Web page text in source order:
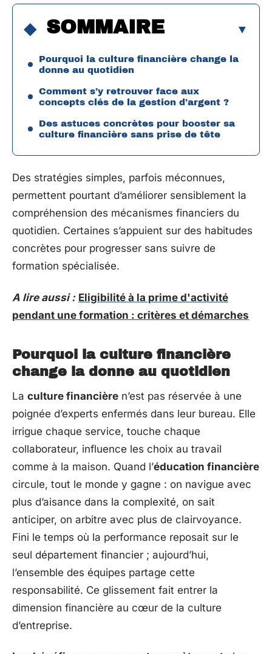
SOMMAIRE
Pourquoi la culture financière change la
donne au quotidien
Comment s’y retrouver face aux
concepts clés de la gestion d’argent ?
Des astuces concrètes pour booster sa
culture financière sans prise de tête
Des stratégies simples, parfois méconnues,
permettent pourtant d’améliorer sensiblement la
compréhension des mécanismes financiers du
quotidien. Certaines s’appuient sur des habitudes
concrètes pour progresser sans suivre de
formation spécialisée.
A lire aussi : Eligibilité à la prime d'activité
pendant une formation : critères et démarches
Pourquoi la culture financière
change la donne au quotidien
La culture financière n’est pas réservée à une
poignée d’experts enfermés dans leur bureau. Elle
irrigue chaque service, touche chaque
collaborateur, influence les choix au travail
comme à la maison. Quand l’éducation financière
circule, tout le monde y gagne : on navigue avec
plus d’aisance dans la complexité, on sait
anticiper, on arbitre avec plus de clairvoyance.
Fini le temps où la performance reposait sur le
seul département financier ; aujourd’hui,
l’ensemble des équipes partage cette
responsabilité. Ce glissement fait entrer la
dimension financière au cœur de la culture
d’entreprise.